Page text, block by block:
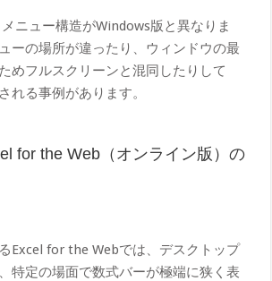
ニュー構造がWindows版と異なりま
ーの場所が違ったり、ウィンドウの最
めフルスクリーンと混同したりして
れる事例があります。
for the Web（オンライン版）の
Excel for the Webでは、デスクトップ
特定の場面で数式バーが極端に狭く表